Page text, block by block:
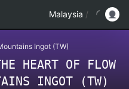
Malaysia /
Ingot (TW)
HEART OF FLOW
INGOT (TW)